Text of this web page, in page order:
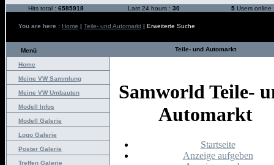
Hits total : 6585918 Last 24 hours : 30 5 Users online
You are here : Home | Teile- und Automarkt | Erweiterte Suche
Menü
Home
Meine VW Sammlung
Meine VW Umbauten
Modell Infos
Modell Galerie
Logo Galerie
Poster Galerie
Treffen Galerie
Teile- und Automarkt
Samworld Teile-
Automarkt
Startseite
Anzeige aufgeben